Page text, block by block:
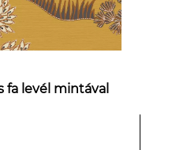
fa levél mintával